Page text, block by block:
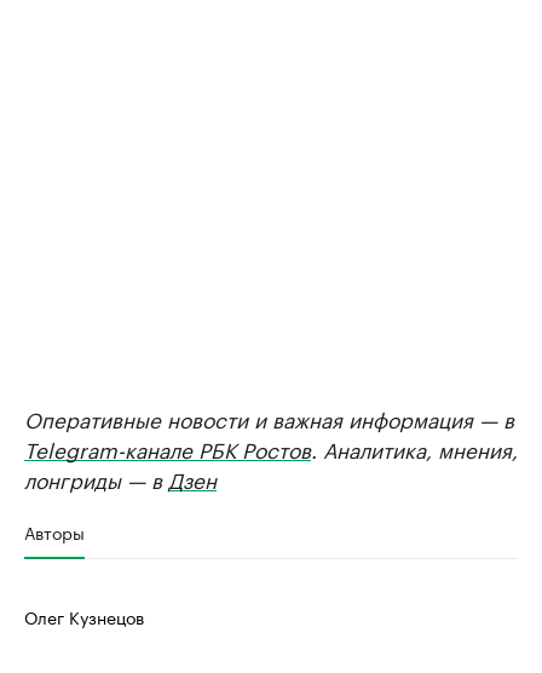
Оперативные новости и важная информация — в
Telegram-канале РБК Ростов. Аналитика, мнения,
лонгриды — в Дзен
Авторы
Олег Кузнецов